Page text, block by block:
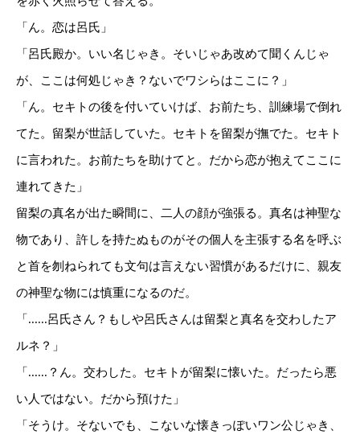
「ん。恋は呂氏」
「呂氏殿か。いい名じゃき。そいじゃあ改めて聞くんじゃ
が、ここは何処じゃき？ないでワシらはここに？」
「ん。セキトの後を付いていけば、お前たち、訓練場で倒れ
てた。留梨が世話していた。セキトを留梨が撫でた。セキト
に言われた。お前たちを助けてと。だから恋が抱えてここに
連れてきた」
留梨の真名が出た瞬間に、二人の顔が強張る。真名は神聖な
物であり、許しを持たぬものがその個人を主張する名を呼ぶ
と首を刎ねられても文句は言えない習慣があるだけに、親友
の神聖な物には慎重になるのだ。
「......呂氏さん？もしや呂氏さんは留梨と真名を交わしたア
ルネ？」
「......？ん。交わした。セキトが留梨に懐いた。だったら悪
い人ではない。だから預けた」
「そうけ。そないでも、こないな懐きっぽいワン公じゃき、